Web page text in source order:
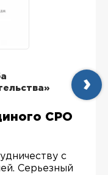
СРО
с
Серьезный